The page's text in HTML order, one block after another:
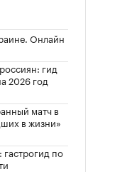
Онлайн
гид
2026 год
матч в
в жизни»
по